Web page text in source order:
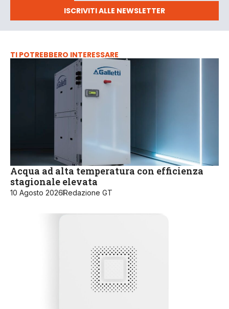
ISCRIVITI ALLE NEWSLETTER
TI POTREBBERO INTERESSARE
Acqua ad alta temperatura con efficienza
stagionale elevata
10 Agosto 2026Redazione GT